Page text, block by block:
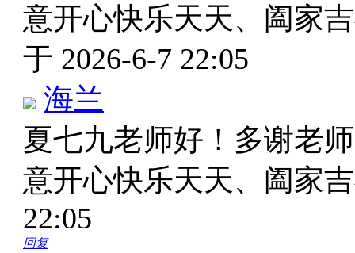
意开心快乐天天、阖家
于 2026-6-7 22:05
海兰
夏七九老师好！多谢老
意开心快乐天天、阖家
22:05
回复